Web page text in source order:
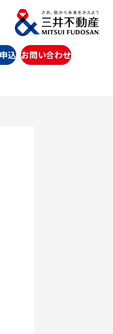
込 お問い合わせ